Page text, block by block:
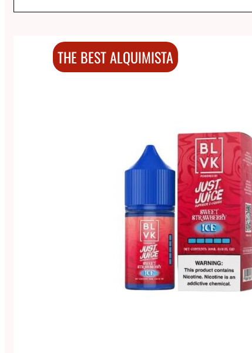
THE BEST ALQUIMISTA